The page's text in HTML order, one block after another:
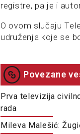
registre, pa je i
O ovom slučaju
udruženja koje se
Povezane
Prva televizija
rada
Mileva Malešić: